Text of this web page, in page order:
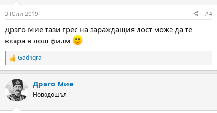
3 Юли 2019 #4
Драго Мие тази грес на зараждащия лост може да те
вкара в лош филм
R
e
c
t
i
Gadnqra
Драго Мие
Новодошъл